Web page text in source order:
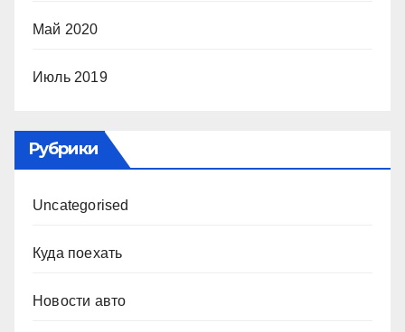
Май 2020
Июль 2019
Рубрики
Uncategorised
Куда поехать
Новости авто